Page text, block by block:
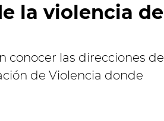
la violencia de
conocer las direcciones de
de Violencia donde